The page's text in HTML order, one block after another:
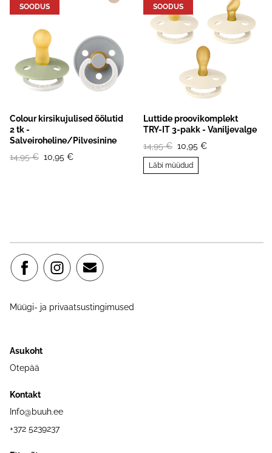
SOODUS
Colour kirsikujulised öölutid
2 tk -
Salveiroheline/Pilvesinine
14,95 € 10,95 €
SOODUS
Luttide proovikomplekt
TRY-IT 3-pakk - Vaniljevalge
14,95 € 10,95 €
Läbi müüdud
Müügi- ja privaatsustingimused
Asukoht
Otepää
Kontakt
Info@buuh.ee
+372 5239237